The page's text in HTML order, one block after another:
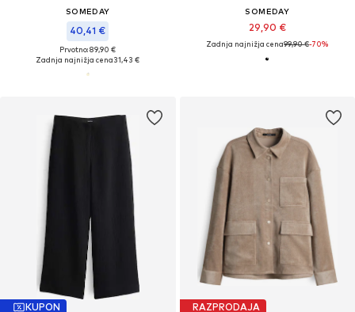
SOMEDAY
40,41 €
Prvotno: 89,90 €
Zadnja najnižja cena31,43 €
SOMEDAY
29,90 €
Zadnja najnižja cena99,90 €-70%
KUPON RAZPRODAJA